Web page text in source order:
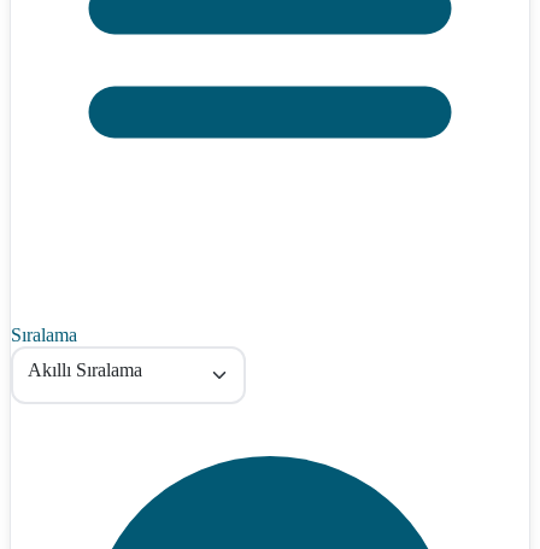
Sıralama
Akıllı Sıralama